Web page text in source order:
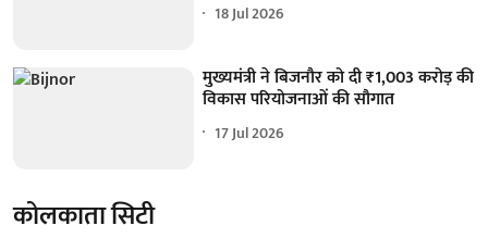
18 Jul 2026
मुख्यमंत्री ने बिजनौर को दी ₹1,003 करोड़ की
विकास परियोजनाओं की सौगात
17 Jul 2026
कोलकाता सिटी